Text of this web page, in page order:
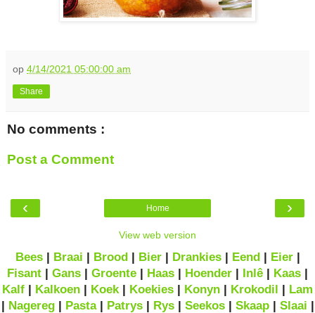
op 4/14/2021 05:00:00 am
Share
No comments :
Post a Comment
‹ ›
Home
View web version
Bees| Braai | Brood| Bier| Drankies| Eend| Eier|
Fisant | Gans | Groente | Haas | Hoender | Inlê | Kaas |
Kalf | Kalkoen | Koek | Koekies | Konyn | Krokodil | Lam
| Nagereg| Pasta| Patrys| Rys| Seekos| Skaap| Slaai |